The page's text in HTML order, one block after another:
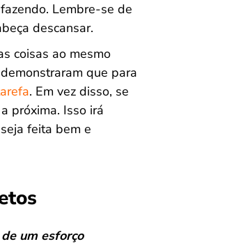
Lembre-se de
descansar.
coisas ao mesmo
que para
. Em vez disso, se
próxima. Isso irá
feita bem e
um esforço